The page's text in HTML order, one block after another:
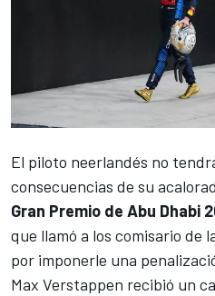
El piloto neerlandés no
consecuencias de su
Gran Premio de Abu Dhabi
que llamó a los comisario de
por imponerle una
Max Verstappen recibió un